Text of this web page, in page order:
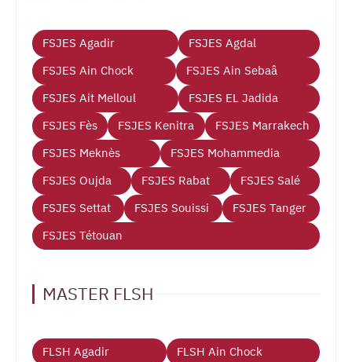
FSJES Agadir
FSJES Agdal
FSJES Ain Chock
FSJES Ain Sebaâ
FSJES Ait Melloul
FSJES EL Jadida
FSJES Fès
FSJES Kenitra
FSJES Marrakech
FSJES Meknès
FSJES Mohammedia
FSJES Oujda
FSJES Rabat
FSJES Salé
FSJES Settat
FSJES Souissi
FSJES Tanger
FSJES Tétouan
MASTER FLSH
FLSH Agadir
FLSH Ain Chock